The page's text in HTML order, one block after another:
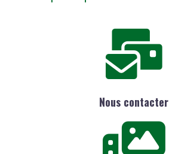
Nous contacter